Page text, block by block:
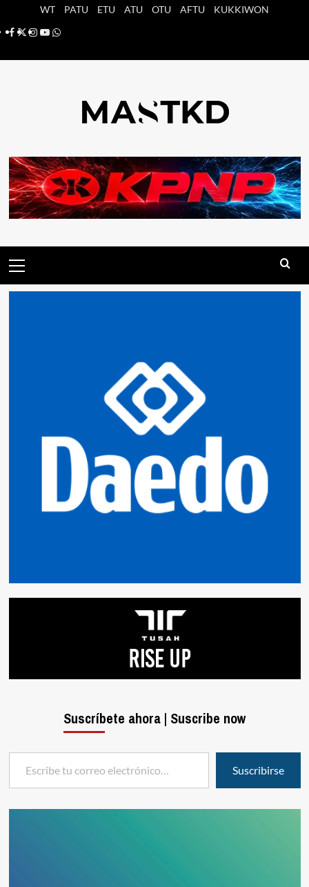
WT PATU ETU ATU OTU AFTU
KUKKIWON
Facebook
X Instagram
YouTube
Whatsapp
principal
Suscríbete ahora | Suscribe now
Escribe tu correo electrónico…
Suscribirse